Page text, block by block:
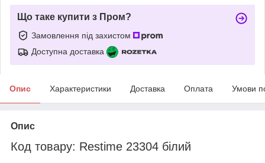
Що таке купити з Пром?
Замовлення під захистом
Доступна доставка
Опис Характеристики Доставка Оплата Умови
Опис
Код товару: Restime 23304 білий